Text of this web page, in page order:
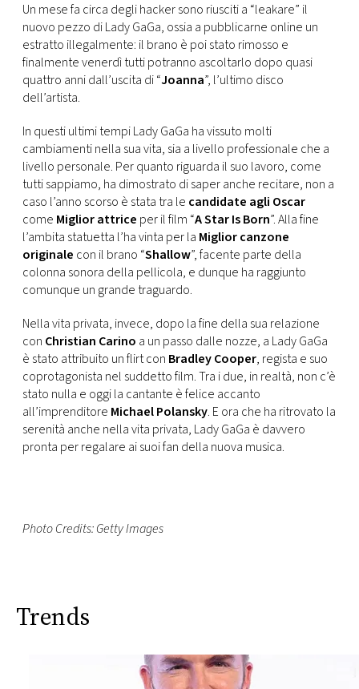
Un mese fa circa degli hacker sono riusciti a “leakare” il
nuovo pezzo di Lady GaGa, ossia a pubblicarne online un
estratto illegalmente: il brano è poi stato rimosso e
finalmente venerdì tutti potranno ascoltarlo dopo quasi
quattro anni dall’uscita di “Joanna”, l’ultimo disco
dell’artista.
In questi ultimi tempi Lady GaGa ha vissuto molti
cambiamenti nella sua vita, sia a livello professionale che a
livello personale. Per quanto riguarda il suo lavoro, come
tutti sappiamo, ha dimostrato di saper anche recitare, non a
caso l’anno scorso è stata tra le candidate agli Oscar
come Miglior attrice per il film “A Star Is Born”. Alla fine
l’ambita statuetta l’ha vinta per la Miglior canzone
originale con il brano “Shallow”, facente parte della
colonna sonora della pellicola, e dunque ha raggiunto
comunque un grande traguardo.
Nella vita privata, invece, dopo la fine della sua relazione
con Christian Carino a un passo dalle nozze, a Lady GaGa
è stato attribuito un flirt con Bradley Cooper, regista e suo
coprotagonista nel suddetto film. Tra i due, in realtà, non c’è
stato nulla e oggi la cantante è felice accanto
all’imprenditore Michael Polansky. E ora che ha ritrovato la
serenità anche nella vita privata, Lady GaGa è davvero
pronta per regalare ai suoi fan della nuova musica.
Photo Credits: Getty Images
Trends